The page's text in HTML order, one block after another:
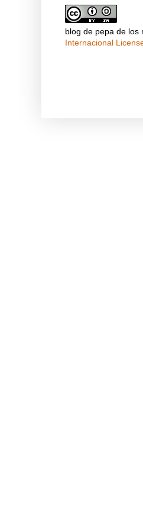
blog de pepa de los
Internacional